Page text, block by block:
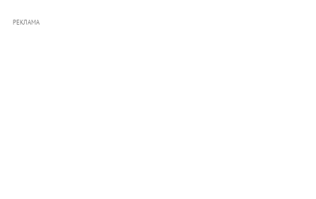
РЕКЛАМА